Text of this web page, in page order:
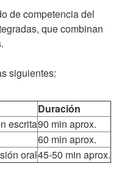
de competencia del
que combinan
siguientes:
Duración
escrita90 min aprox.
60 min aprox.
oral45-50 min aprox.